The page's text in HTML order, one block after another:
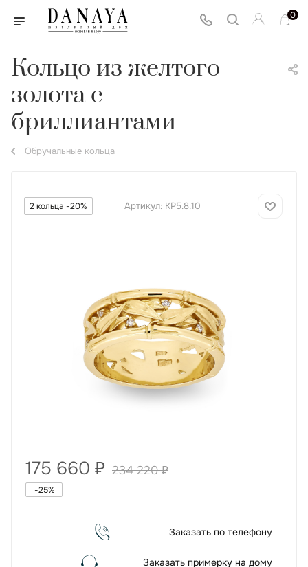
0
Кольцо из желтого
золота с
бриллиантами
Обручальные кольца
2 кольца -20% Артикул: КР5.8.10
175 660 ₽ 234 220₽
-25%
Заказать по телефону
Заказать примерку на дому